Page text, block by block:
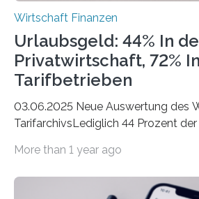
Wirtschaft Finanzen
Urlaubsgeld: 44% In
Privatwirtschaft, 72% In
Tarifbetrieben
03.06.2025 Neue Auswertung des
TarifarchivsLediglich 44 Prozent
tarifgebundenen Betrieben ist der
Unterkünfte fast überall deutlich
More than 1 year ago